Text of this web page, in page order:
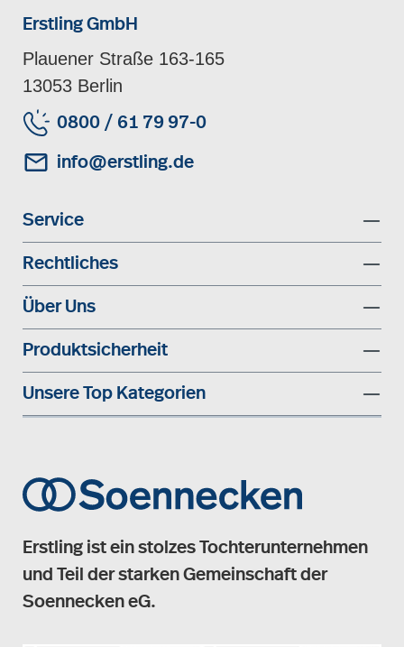
Erstling GmbH
Plauener Straße 163-165
13053 Berlin
0800 / 61 79 97-0
info@erstling.de
Service
Rechtliches
Über Uns
Produktsicherheit
Unsere Top Kategorien
Erstling ist ein stolzes Tochterunternehmen
und Teil der starken Gemeinschaft der
Soennecken eG.